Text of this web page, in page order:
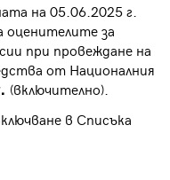
на 05.06.2025 г.
оценителите за
при провеждане на
от Националния
(включително).
в Списъка